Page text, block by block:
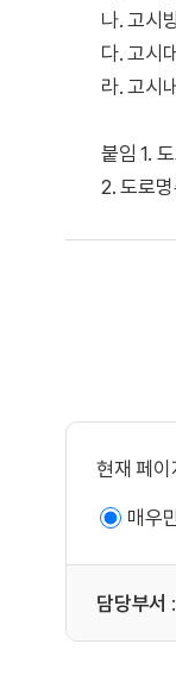
나. 고시
다. 고시
라. 고시
붙임 1.
2. 도로
현재 페
매우
담당부서 :